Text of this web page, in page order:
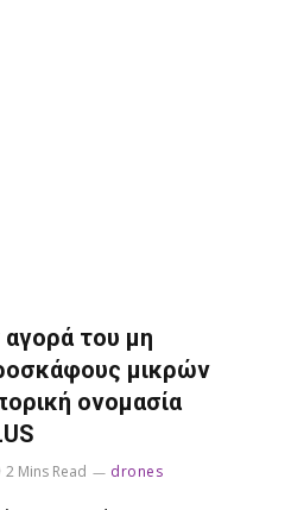
του μη
μικρών
ονομασία
2 Mins Read drones